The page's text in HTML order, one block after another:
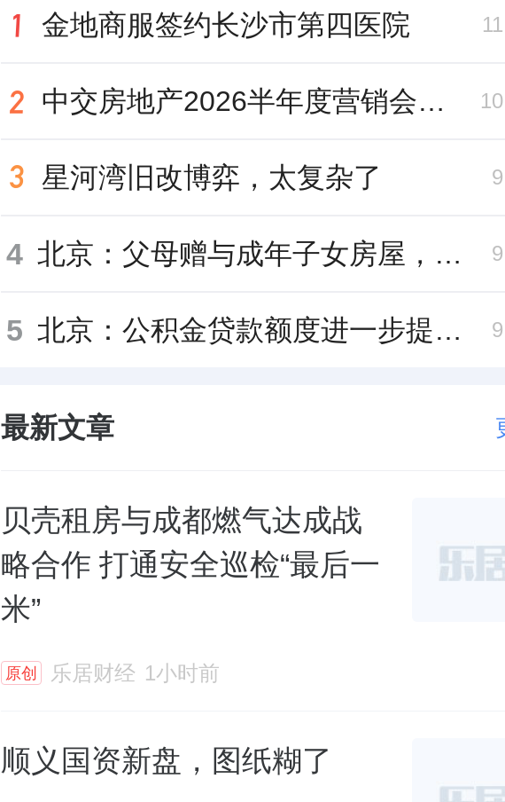
金地商服签约长沙市第四医院
中交房地产2026半年度营销会，绿城祝军现身了
星河湾旧改博弈，太复杂了
4 北京：父母赠与成年子女房屋，不再核验子女的购房资格
5 北京：公积金贷款额度进一步提高、最高可贷340万元
最新文章
贝壳租房与成都燃气达成战
略合作 打通安全巡检“最后一
米”
原创 乐居财经 1小时前
顺义国资新盘，图纸糊了